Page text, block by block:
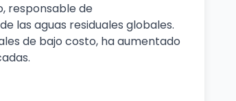
responsable de
las aguas residuales globales.
de bajo costo, ha aumentado